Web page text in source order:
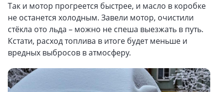
Так и мотор прогреется быстрее, и масло в коробке
не останется холодным. Завели мотор, очистили
стёкла ото льда – можно не спеша выезжать в путь.
Кстати, расход топлива в итоге будет меньше и
вредных выбросов в атмосферу.